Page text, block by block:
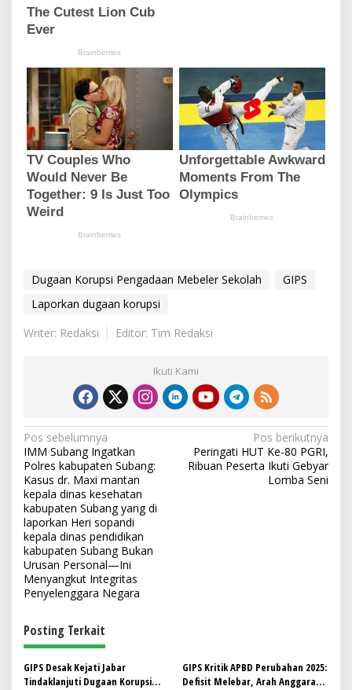
Dugaan Korupsi Pengadaan Mebeler Sekolah
GIPS
Laporkan dugaan korupsi
Writer: Redaksi
Editor: Tim Redaksi
Ikuti Kami
N
a
v
i
g
a
s
i
p
o
s
Pos sebelumnya
IMM Subang Ingatkan
Polres kabupaten Subang:
Kasus dr. Maxi mantan
kepala dinas kesehatan
kabupaten Subang yang di
laporkan Heri sopandi
kepala dinas pendidikan
kabupaten Subang Bukan
Urusan Personal—Ini
Menyangkut Integritas
Penyelenggara Negara
Pos berikutnya
Peringati HUT Ke-80 PGRI,
Ribuan Peserta Ikuti Gebyar
Lomba Seni
Posting Terkait
GIPS Desak Kejati Jabar
Tindaklanjuti Dugaan Korupsi
GIPS Kritik APBD Perubahan 2025:
Defisit Melebar, Arah Anggaran